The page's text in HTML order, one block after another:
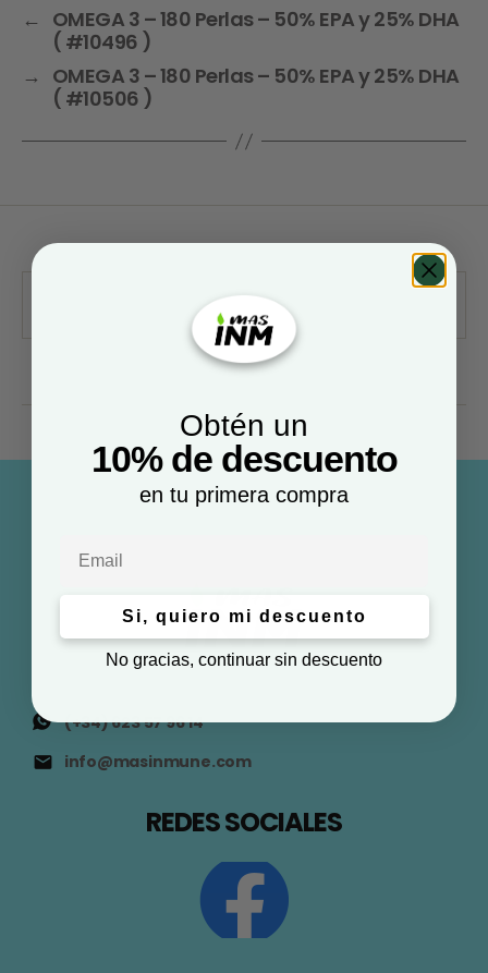
← OMEGA 3 – 180 Perlas – 50% EPA y 25% DHA
( #10496 )
→ OMEGA 3 – 180 Perlas – 50% EPA y 25% DHA
( #10506 )
(+34) 623 57 96 14
info@masinmune.com
REDES SOCIALES
Obtén un
10% de descuento
en tu primera compra
Si, quiero mi descuento
No gracias, continuar sin descuento